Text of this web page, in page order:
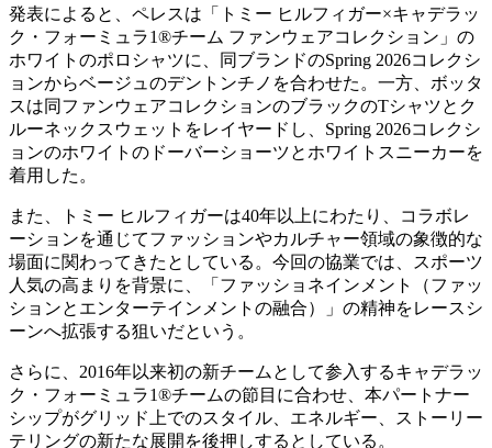
発表によると、ペレスは「トミー ヒルフィガー×キャデラッ
ク・フォーミュラ1®チーム ファンウェアコレクション」の
ホワイトのポロシャツに、同ブランドのSpring 2026コレクシ
ョンからベージュのデントンチノを合わせた。一方、ボッタ
スは同ファンウェアコレクションのブラックのTシャツとク
ルーネックスウェットをレイヤードし、Spring 2026コレクシ
ョンのホワイトのドーバーショーツとホワイトスニーカーを
着用した。
また、トミー ヒルフィガーは40年以上にわたり、コラボレ
ーションを通じてファッションやカルチャー領域の象徴的な
場面に関わってきたとしている。今回の協業では、スポーツ
人気の高まりを背景に、「ファッショネインメント（ファッ
ションとエンターテインメントの融合）」の精神をレースシ
ーンへ拡張する狙いだという。
さらに、2016年以来初の新チームとして参入するキャデラッ
ク・フォーミュラ1®チームの節目に合わせ、本パートナー
シップがグリッド上でのスタイル、エネルギー、ストーリー
テリングの新たな展開を後押しするとしている。